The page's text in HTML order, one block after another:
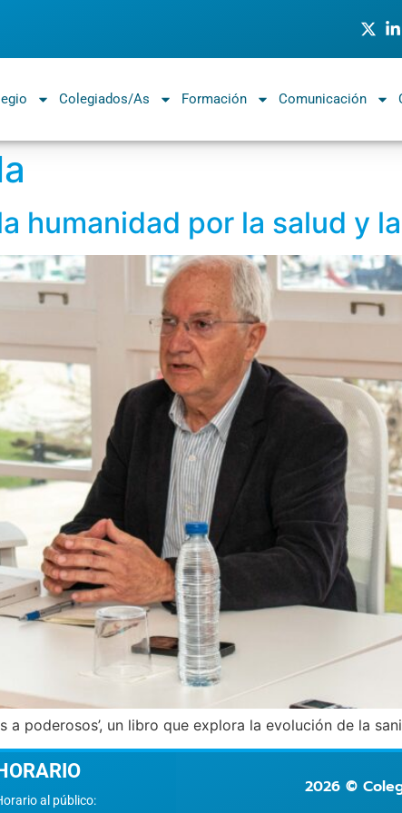
Colegiados/as Formación Comunicación
humanidad por la salud y
a poderosos’, un libro que explora la evolución de la
al público:
2026 ©